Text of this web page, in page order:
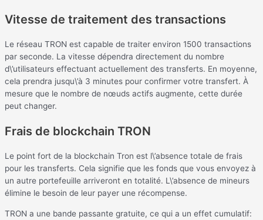
Vitesse de traitement des transactions
Le réseau TRON est capable de traiter environ 1500 transactions
par seconde. La vitesse dépendra directement du nombre
d\’utilisateurs effectuant actuellement des transferts. En moyenne,
cela prendra jusqu\’à 3 minutes pour confirmer votre transfert. À
mesure que le nombre de nœuds actifs augmente, cette durée
peut changer.
Frais de blockchain TRON
Le point fort de la blockchain Tron est l\’absence totale de frais
pour les transferts. Cela signifie que les fonds que vous envoyez à
un autre portefeuille arriveront en totalité. L\’absence de mineurs
élimine le besoin de leur payer une récompense.
TRON a une bande passante gratuite, ce qui a un effet cumulatif: